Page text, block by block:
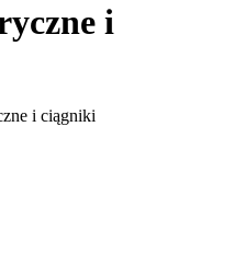
i
i ciągniki